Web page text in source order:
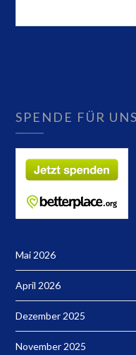
SPENDE FÜR
Mai 2026
April 2026
Dezember 2025
November 2025